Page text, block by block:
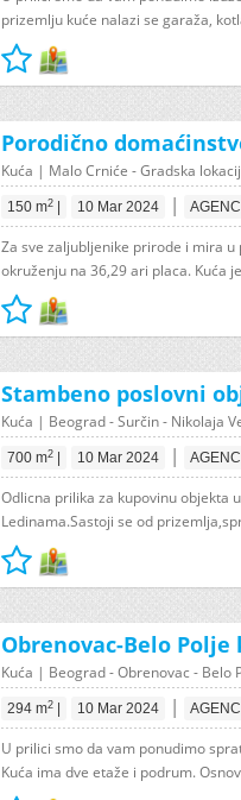
prizemlju kuće nalazi se garaža,
Porodično
Kuća | Malo Crniće - Gradska
150 m2 10 Mar 2024 |
Za sve zaljubljenike prirode i mira
okruženju na 36,29 ari placa. Kuća
Stambeno poslovni
Kuća | Beograd - Surčin - Nikolaja
700 m2 10 Mar 2024 |
Odlicna prilika za kupovinu objekta
Ledinama.Sastoji se od
Obrenovac-Belo Polje
Kuća | Beograd - Obrenovac - Belo
294 m2 10 Mar 2024 |
U prilici smo da vam ponudimo
Kuća ima dve etaže i podrum.